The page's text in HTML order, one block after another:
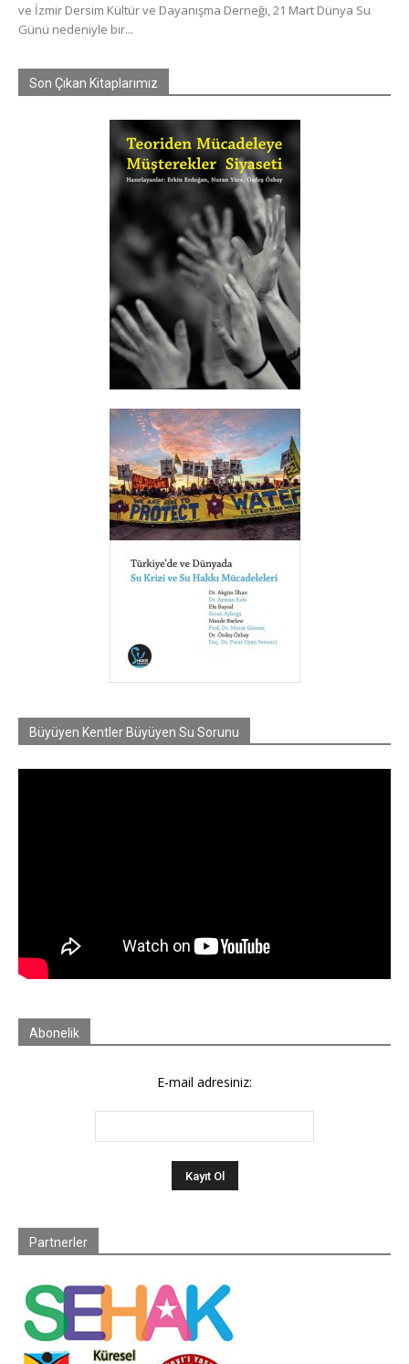
ve İzmir Dersim Kültür ve Dayanışma Derneği, 21 Mart Dünya Su
Günü nedeniyle bir...
Son Çıkan Kitaplarımız
Büyüyen Kentler Büyüyen Su Sorunu
Abonelik
E-mail adresiniz:
Partnerler